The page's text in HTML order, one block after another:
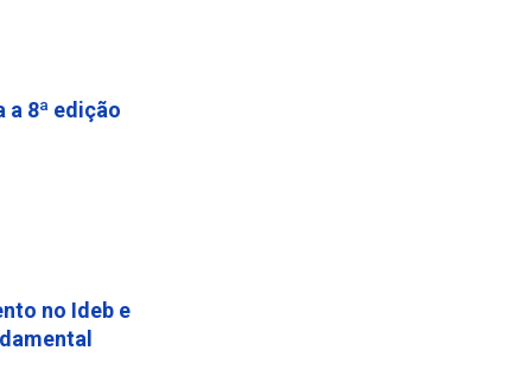
8ª edição
no Ideb e